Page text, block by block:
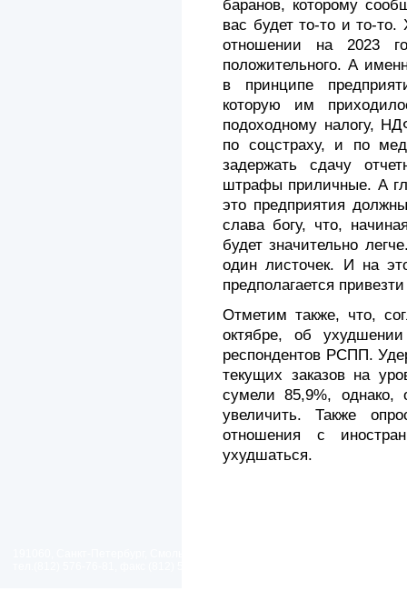
баранов, которому
вас будет то-то и то-то.
отношении на 2023
положительного. А
в принципе
которую им
подоходному налогу,
по соцстраху, и по
задержать сдачу
штрафы приличные. А
это предприятия
слава богу, что,
будет значительно
один листочек. И на
предполагается
Отметим также, что,
октябре, об
респондентов РСПП.
текущих заказов на
сумели 85,9%, однако,
увеличить. Также
отношения с
ухудшаться.